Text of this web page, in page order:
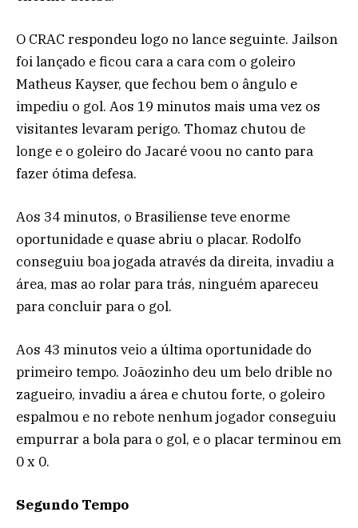
O CRAC respondeu logo no lance seguinte. Jailson
foi lançado e ficou cara a cara com o goleiro
Matheus Kayser, que fechou bem o ângulo e
impediu o gol. Aos 19 minutos mais uma vez os
visitantes levaram perigo. Thomaz chutou de
longe e o goleiro do Jacaré voou no canto para
fazer ótima defesa.
Aos 34 minutos, o Brasiliense teve enorme
oportunidade e quase abriu o placar. Rodolfo
conseguiu boa jogada através da direita, invadiu a
área, mas ao rolar para trás, ninguém apareceu
para concluir para o gol.
Aos 43 minutos veio a última oportunidade do
primeiro tempo. Joãozinho deu um belo drible no
zagueiro, invadiu a área e chutou forte, o goleiro
espalmou e no rebote nenhum jogador conseguiu
empurrar a bola para o gol, e o placar terminou em
0 x 0.
Segundo Tempo